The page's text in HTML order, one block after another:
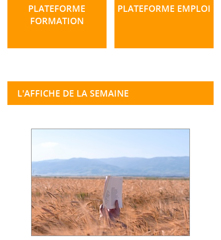
PLATEFORME
FORMATION
PLATEFORME EMPLOI
L'AFFICHE DE LA SEMAINE